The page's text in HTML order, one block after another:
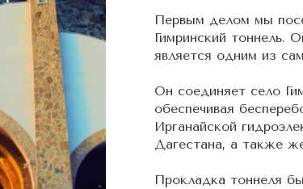
Первым делом мы
Гимринский тоннель.
является одним из
Он соединяет село
обеспечивая
Ирганайской
Дагестана, а также
Прокладка тоннеля